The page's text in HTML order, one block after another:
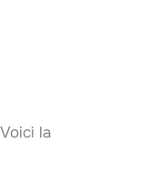
la